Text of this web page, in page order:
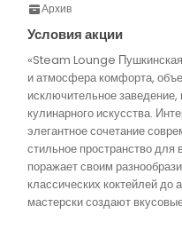
Архив
Условия акции
«Steam Lounge
и атмосфера комфорта,
исключительное
кулинарного искусства.
элегантное сочетание
стильное пространство
поражает своим
классических коктейлей
мастерски создают